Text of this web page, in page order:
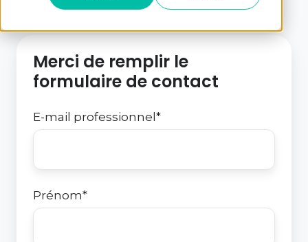
Merci de remplir le
formulaire de contact
E-mail professionnel *
Prénom*